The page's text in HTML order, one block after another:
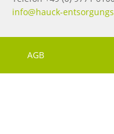
info@hauck-
AGB